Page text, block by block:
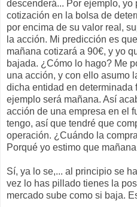
descenderá... Por ejemplo, yo
cotización en la bolsa de
por encima de su valor real,
la acción. Mi predicción es
mañana cotizará a 90€, y yo
bajada. ¿Cómo lo hago? Me
una acción, y con ello asumo
dicha entidad en determinada
ejemplo será mañana. Así
acción de una empresa en el
tengo, así que tendré que
operación. ¿Cuándo la
Porqué yo estimo que
Sí, ya lo se,... al principio se
vez lo has pillado tienes la
mercado sube como si baja.